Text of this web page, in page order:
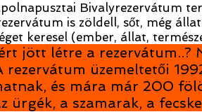
Bivalyrezervátum
is zöldell, sőt, még
keresel (ember, állat,
jött létre a rezervátum..?
üzemeltetői
és mára már 200
a szamarak, a